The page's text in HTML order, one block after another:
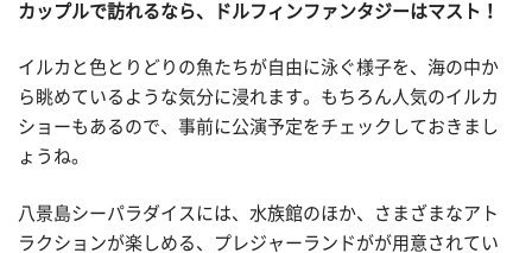
カップルで訪れるなら、ドルフィンファンタジーはマスト！
イルカと色とりどりの魚たちが自由に泳ぐ様子を、海の中か
ら眺めているような気分に浸れます。もちろん人気のイルカ
ショーもあるので、事前に公演予定をチェックしておきまし
ょうね。
八景島シーパラダイスには、水族館のほか、さまざまなアト
ラクションが楽しめる、プレジャーランドがが用意されてい